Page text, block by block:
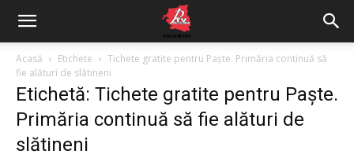
Acasă Etichete
Tichete gratite pentru Paște. Primăria continuă să
fie alături de slătineni
Etichetă: Tichete gratite pentru Paște.
Primăria continuă să fie alături de
slătineni